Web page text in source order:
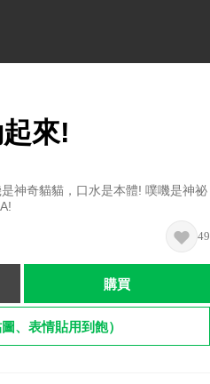
來!
神奇貓貓，口水是本體! 噗嘰是神祕
49
購買
、表情貼用到飽）